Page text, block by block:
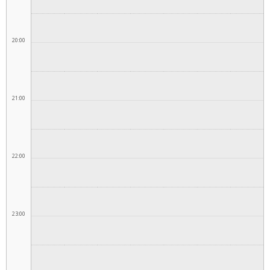
20:00
21:00
22:00
23:00